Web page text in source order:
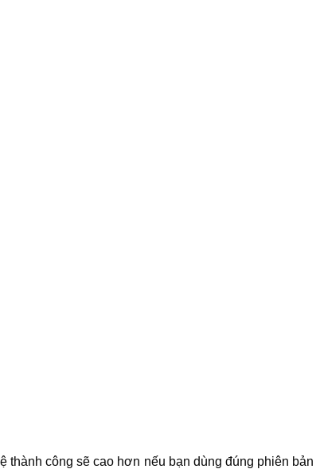
thành công sẽ cao hơn nếu bạn dùng đúng phiên bản